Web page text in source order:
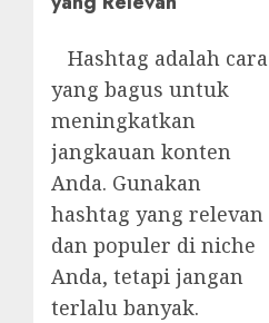
Hashtag adalah cara
yang bagus untuk
meningkatkan
jangkauan konten
Anda. Gunakan
hashtag yang relevan
dan populer di niche
Anda, tetapi jangan
terlalu banyak.